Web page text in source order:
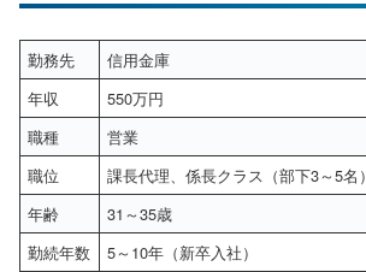
勤務先
信用金庫
年収
550万円
職種
営業
職位
課長代理、係長クラス（部下3～5名）
年齢
31～35歳
勤続年数
5～10年（新卒入社）